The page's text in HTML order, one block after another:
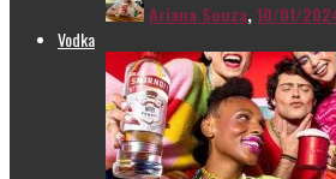
Ariana Souza,10/01/
Vodka